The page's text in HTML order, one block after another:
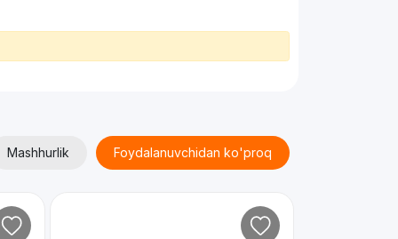
Mashhurlik Foydalanuvchidan ko'proq